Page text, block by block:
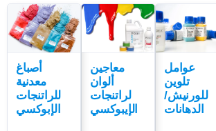
عوامل
تلوين
للورنيش/
الدهانات
معاجين
ألوان
لراتنجات
الإيبوكسي
أصباغ
معدنية
للراتنجات
الإبوكسي